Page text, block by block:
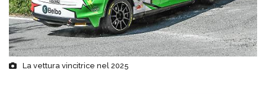
La vettura vincitrice nel 2025